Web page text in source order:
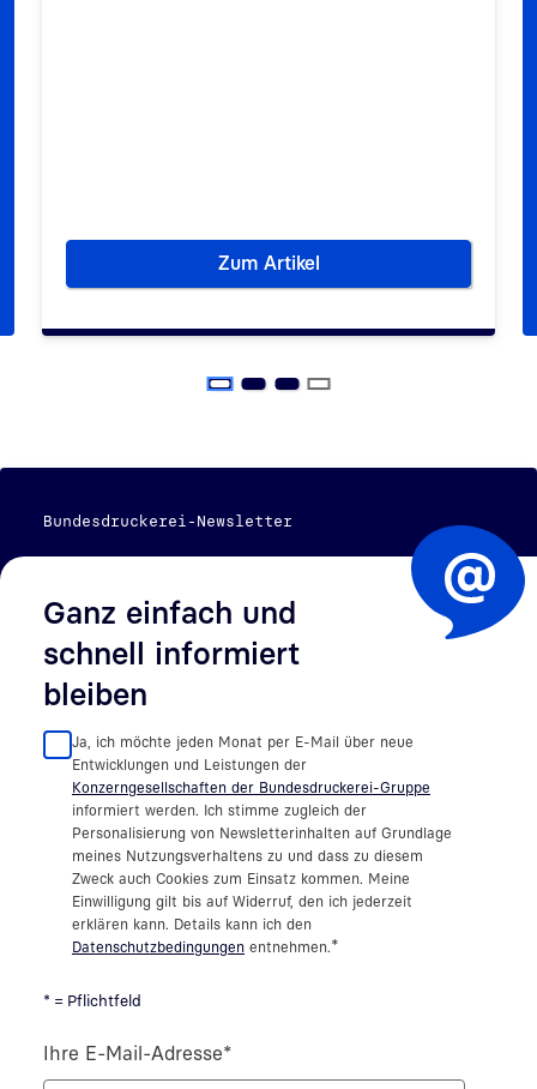
Aufbau einer PKIZum ArtikelBedrohungsszenarien bei
Bundesdruckerei-Newsletter
Ganz einfach und
schnell informiert
bleiben
Ja, ich möchte jeden Monat per E-Mail über neue
Entwicklungen und Leistungen der
Konzerngesellschaften der Bundesdruckerei-Gruppe
informiert werden. Ich stimme zugleich der
Personalisierung von Newsletterinhalten auf Grundlage
meines Nutzungsverhaltens zu und dass zu diesem
Zweck auch Cookies zum Einsatz kommen. Meine
Einwilligung gilt bis auf Widerruf, den ich jederzeit
erklären kann. Details kann ich den
Datenschutzbedingungen entnehmen.*
* = Pflichtfeld
Ihre E-Mail-Adresse*